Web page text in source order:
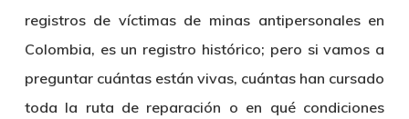
registros de víctimas de minas antipersonales en
Colombia, es un registro histórico; pero si vamos a
preguntar cuántas están vivas, cuántas han cursado
toda la ruta de reparación o en qué condiciones